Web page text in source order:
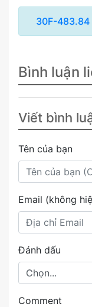
30F-483.84
Bình luận
Viết bình
Tên của bạn
Email (không
Đánh dấu
Comment